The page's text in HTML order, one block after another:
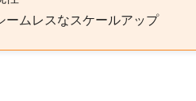
ームレスなスケールアップ